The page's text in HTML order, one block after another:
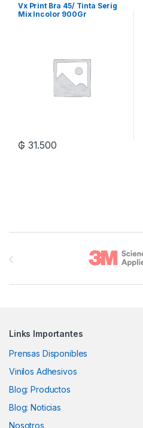
Vx Print Bra 45/ Tinta Serig
Mix Incolor 900Gr
₲ 31.500
Links Importantes
Prensas Disponibles
Vinilos Adhesivos
Blog: Productos
Blog: Noticias
Nosotros